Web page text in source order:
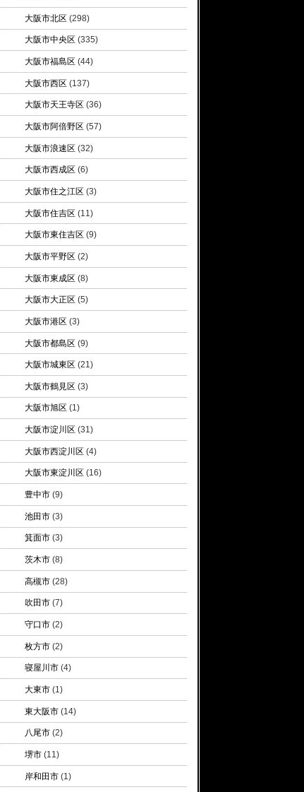
大阪市北区(298)
大阪市中央区 (335)
大阪市福島区(44)
大阪市西区(137)
大阪市天王寺区 (36)
大阪市阿倍野区(57)
大阪市浪速区(32)
大阪市西成区 (6)
大阪市住之江区(3)
大阪市住吉区(11)
大阪市東住吉区 (9)
大阪市平野区(2)
大阪市東成区(8)
大阪市大正区 (5)
大阪市港区(3)
大阪市都島区(9)
大阪市城東区 (21)
大阪市鶴見区(3)
大阪市旭区 (1)
大阪市淀川区 (31)
大阪市西淀川区(4)
大阪市東淀川区 (16)
豊中市(9)
池田市(3)
箕面市(3)
茨木市(8)
高槻市(28)
吹田市(7)
守口市(2)
枚方市(2)
寝屋川市(4)
大東市(1)
東大阪市(14)
八尾市(2)
堺市(11)
岸和田市(1)